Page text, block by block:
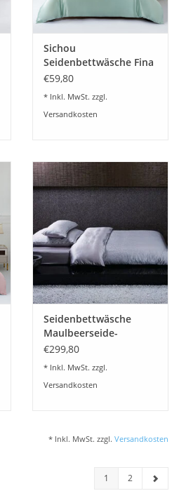
Sichou
Seidenbettwäsche Fina
pudergrün Uni 100%
Satin
€59,80
* Inkl. MwSt. zzgl.
Versandkosten
Seidenbettwäsche
Maulbeerseide-
Baumwolle TREES silber
€299,80
* Inkl. MwSt. zzgl.
Versandkosten
* Inkl. MwSt. zzgl. Versandkosten
1 2